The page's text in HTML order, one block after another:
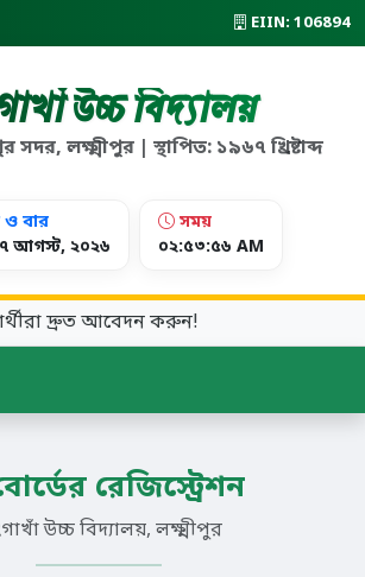
EIIN: 106894
উচ্চ বিদ্যালয়
সদর, লক্ষ্মীপুর | স্থাপিত: ১৯৬৭ খ্রিষ্টাব্দ
ও বার
আগস্ট, ২০২৬
সময়
০২:৫৩:৫৬ AM
দ্রুত আবেদন করুন!
রেজিস্ট্রেশন
উচ্চ বিদ্যালয়, লক্ষ্মীপুর